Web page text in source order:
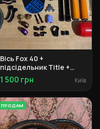
Вісь Fox 40 +
підсідельник Title +
грипси Ergon + ручки
SRAM Maven
1 500 грн Київ
ПРОДАМ